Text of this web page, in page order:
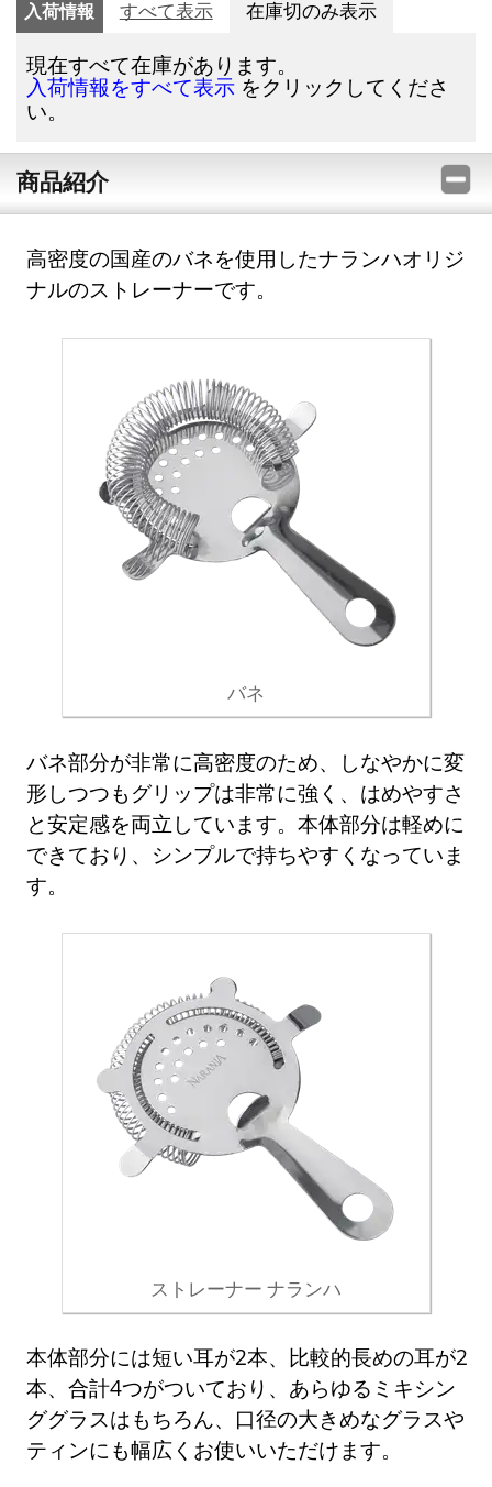
入荷情報 すべて表示 在庫切のみ表示
現在すべて在庫があります。
入荷情報をすべて表示 をクリックしてくださ
い。
商品紹介
高密度の国産のバネを使用したナランハオリジ
ナルのストレーナーです。
バネ
バネ部分が非常に高密度のため、しなやかに変
形しつつもグリップは非常に強く、はめやすさ
と安定感を両立しています。本体部分は軽めに
できており、シンプルで持ちやすくなっていま
す。
ストレーナー ナランハ
本体部分には短い耳が2本、比較的長めの耳が2
本、合計4つがついており、あらゆるミキシン
ググラスはもちろん、口径の大きめなグラスや
ティンにも幅広くお使いいただけます。